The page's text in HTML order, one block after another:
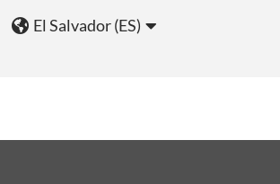
El Salvador (ES)